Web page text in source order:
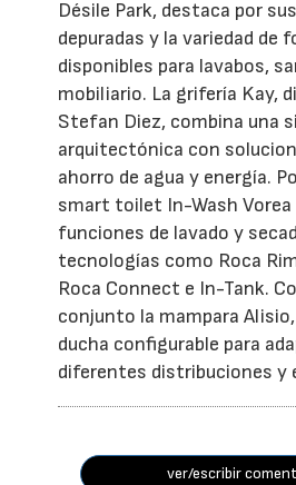
Désile Park, destaca por
depuradas y la variedad de
disponibles para lavabos,
mobiliario. La grifería Kay,
Stefan Diez, combina una
arquitectónica con
ahorro de agua y energía.
smart toilet In-Wash
funciones de lavado y
tecnologías como Roca
Roca Connect e In-Tank.
conjunto la mampara
ducha configurable para
diferentes distribuciones y
ver/escribir